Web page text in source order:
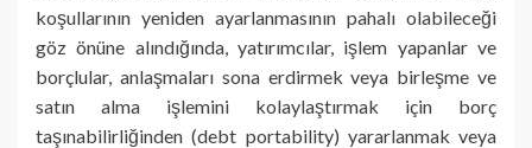
koşullarının yeniden ayarlanmasının pahalı olabileceği
göz önüne alındığında, yatırımcılar, işlem yapanlar ve
borçlular, anlaşmaları sona erdirmek veya birleşme ve
satın alma işlemini kolaylaştırmak için borç
taşınabilirliğinden (debt portability) yararlanmak veya